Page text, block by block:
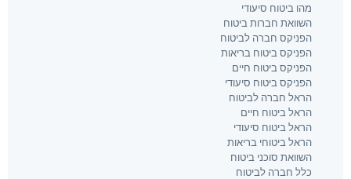
מהו ביטוח סיעודי
השוואת חברות ביטוח
הפניקס חברה לביטוח
הפניקס ביטוח בריאות
הפניקס ביטוח חיים
הפניקס ביטוח סיעודי
הראל חברה לביטוח
הראל ביטוח חיים
הראל ביטוח סיעודי
הראל ביטוחי בריאות
השוואת סוכני ביטוח
כלל חברה לביטוח